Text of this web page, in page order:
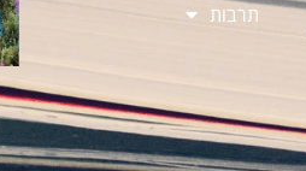
תרבות